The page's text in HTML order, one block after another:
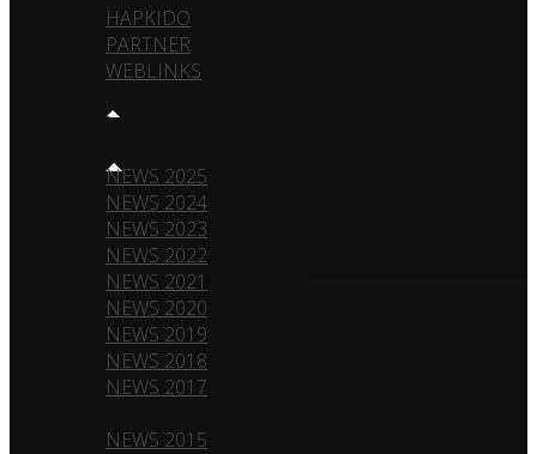
HAPKIDO
PARTNER
WEBLINKS
NEWS
NEWS 2025
NEWS 2024
NEWS 2023
NEWS 2022
NEWS 2021
NEWS 2020
NEWS 2019
NEWS 2018
NEWS 2017
NEWS 2015